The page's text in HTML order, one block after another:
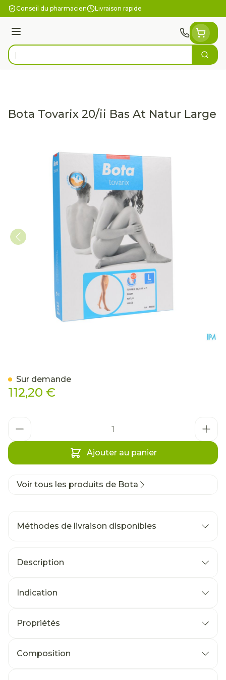
Aller au contenu
Conseil du pharmacien Livraison rapide
Menu
Rechercher
Bota Tovarix 20/ii Bas At Natur Large
112,20 €
Ajouter au panier
Sur demande
Voir tous les produits de Bota
Méthodes de livraison disponibles
Description
Indication
Propriétés
Composition